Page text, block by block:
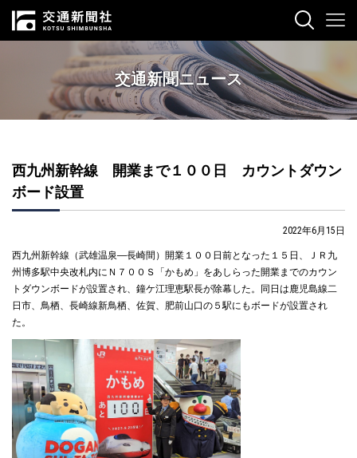
交通新聞ニュース
西九州新幹線 開業まで１００日 カウントダウン
ボード設置
2022年6月15日
西九州新幹線（武雄温泉―長崎間）開業１００日前となった１５日、ＪＲ九
州博多駅中央改札内にＮ７００Ｓ「かもめ」をあしらった開業までのカウン
トダウンボードが設置され、鐘ケ江理恵駅長が除幕した。同日は鹿児島線二
日市、鳥栖、長崎線新鳥栖、佐賀、肥前山口の５駅にもボードが設置され
た。